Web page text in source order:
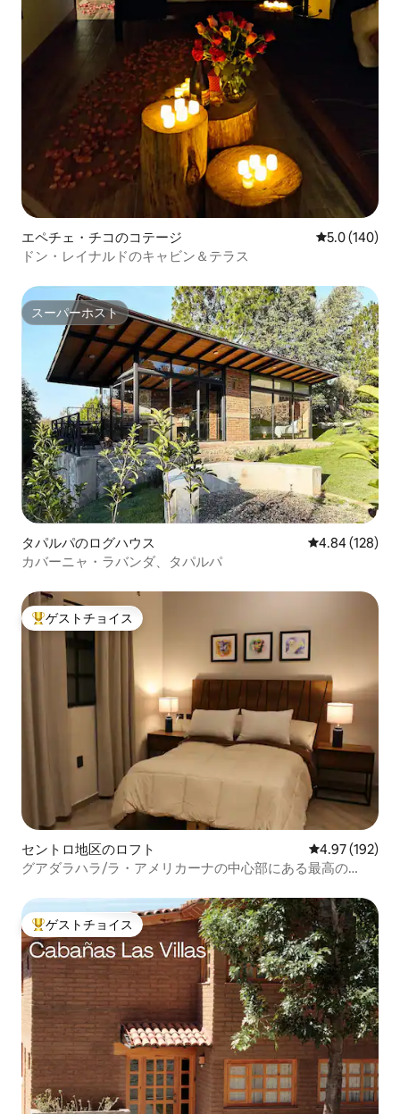
エペチェ・チコのコテージ レビュー140
5.0 (140)
ドン・レイナルドのキャビン＆テラス
スーパーホスト
スーパーホスト
タパルパのログハウス レビュー128
4.84 (128)
カバーニャ・ラバンダ、タパルパ
大好評のゲストチョイスです。
ゲストチョイス
セントロ地区のロフト レビュー192
4.97 (192)
グアダラハラ/ラ・アメリカーナの中心部にある最高の
大好評のゲストチョイスです。
ゲストチョイス